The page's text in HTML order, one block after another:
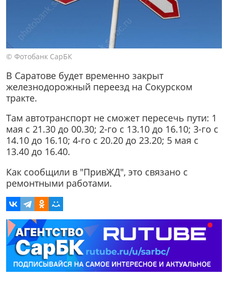
© Фотобанк СарБК
В Саратове будет временно закрыт
железнодорожный переезд на Сокурском
тракте.
Там автотранспорт не сможет пересечь пути: 1
мая с 21.30 до 00.30; 2-го с 13.10 до 16.10; 3-го с
14.10 до 16.10; 4-го с 20.20 до 23.20; 5 мая с
13.40 до 16.40.
Как сообщили в "ПривЖД", это связано с
ремонтными работами.